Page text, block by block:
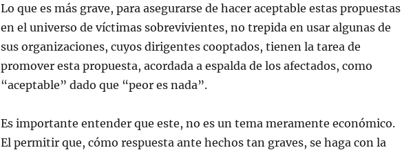
Lo que es más grave, para asegurarse de hacer aceptable estas propuestas
en el universo de víctimas sobrevivientes, no trepida en usar algunas de
sus organizaciones, cuyos dirigentes cooptados, tienen la tarea de
promover esta propuesta, acordada a espalda de los afectados, como
“aceptable” dado que “peor es nada”.
Es importante entender que este, no es un tema meramente económico.
El permitir que, cómo respuesta ante hechos tan graves, se haga con la